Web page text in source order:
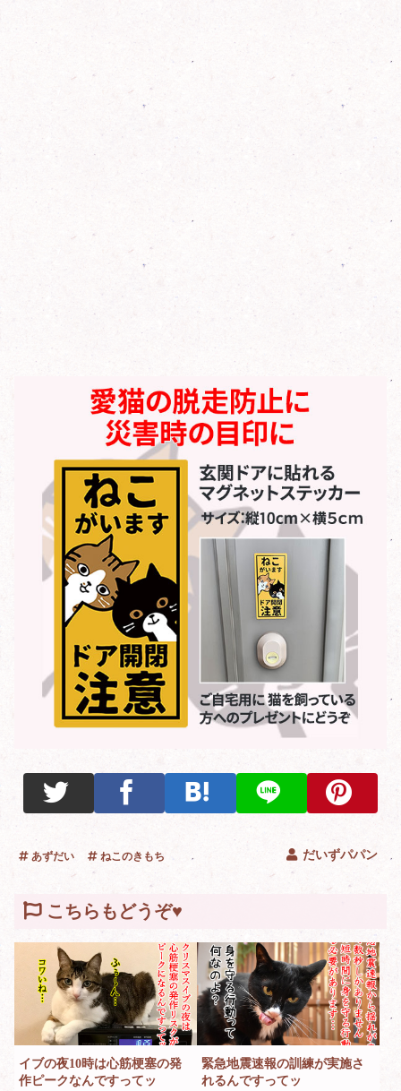
だいずパパン
あずだい ねこのきもち
こちらもどうぞ♥
イブの夜10時は心筋梗塞の発
作ピークなんですってッ
緊急地震速報の訓練が実施さ
れるんですってッ